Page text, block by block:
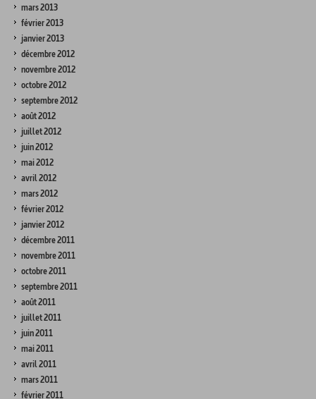
mars 2013
février 2013
janvier 2013
décembre 2012
novembre 2012
octobre 2012
septembre 2012
août 2012
juillet 2012
juin 2012
mai 2012
avril 2012
mars 2012
février 2012
janvier 2012
décembre 2011
novembre 2011
octobre 2011
septembre 2011
août 2011
juillet 2011
juin 2011
mai 2011
avril 2011
mars 2011
février 2011